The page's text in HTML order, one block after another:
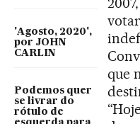
'Agosto, 2020',
por JOHN
CARLIN
Podemos quer
se livrar do
rótulo de
que